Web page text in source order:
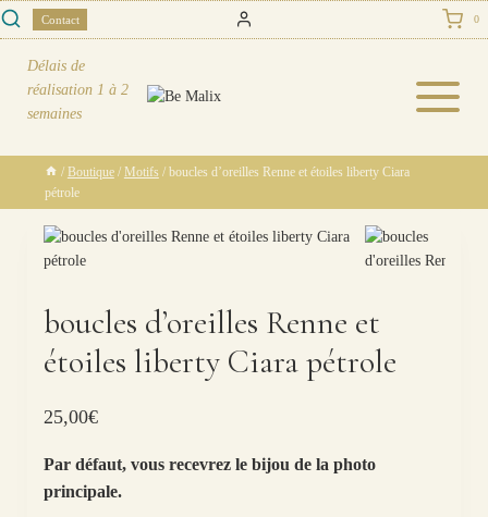
Skip
to
content
Contact 0
Délais de
réalisation 1 à 2
semaines
/ Boutique / Motifs / boucles d’oreilles Renne et étoiles liberty Ciara
pétrole
boucles d’oreilles Renne et
étoiles liberty Ciara pétrole
25,00€
Par défaut, vous recevrez le bijou de la photo
principale.